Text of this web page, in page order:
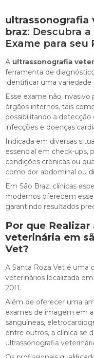
ultrassonografia
braz: Descubra
Exame para seu
A ultrassonografia
ferramenta de
identificar uma
Esse exame não
órgãos internos, tais
possibilitando a
infecções e doenças
Indicada em diversas
essencial em check-ups,
condições crônicas ou
como dor abdominal ou
Em São Braz, clínicas
modernos oferecem
garantindo resultados
Por que Realizar
veterinária em
Vet?
A Santa Roza Vet é uma
veterinários localizada
2011.
Além de oferecer uma
exames de imagem em
sanguíneas,
entre outros, a clínica se
ultrassonografia